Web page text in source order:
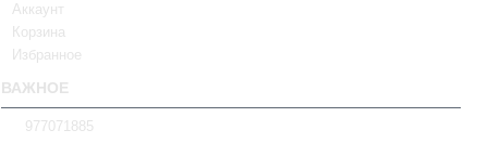
Аккаунт
Корзина
Избранное
ВАЖНОЕ
977071885